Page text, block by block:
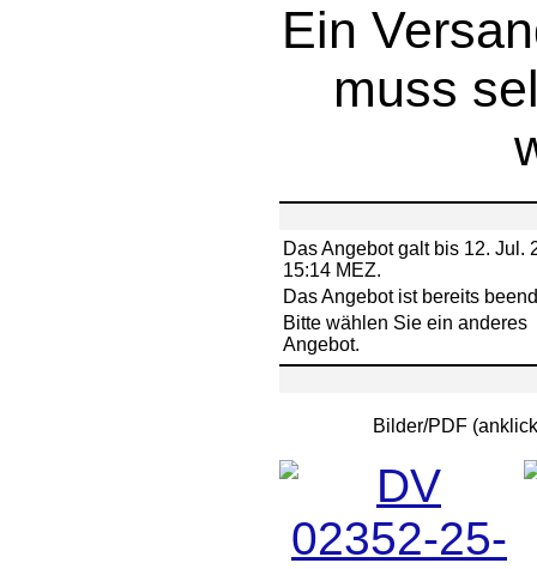
Ein
muss
Das Angebot galt bis 12. Jul.
15:14 MEZ.
Das Angebot ist bereits
Bitte wählen Sie ein anderes
Angebot.
Bilder/PDF